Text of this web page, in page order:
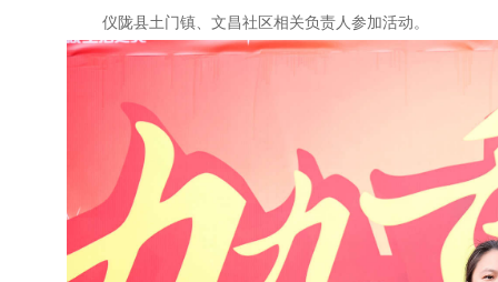
仪陇县土门镇、文昌社区相关负责人参加活动。